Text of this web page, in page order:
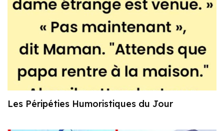
Les Péripéties Humoristiques du Jour